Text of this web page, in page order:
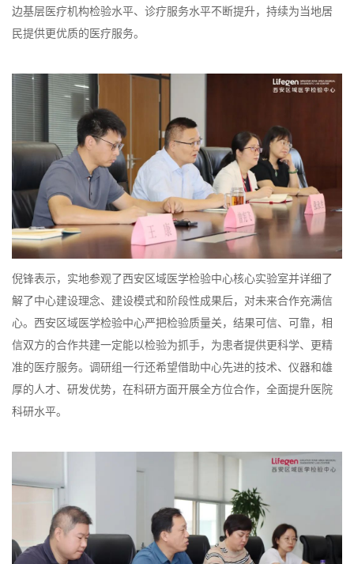
边基层医疗机构检验水平、诊疗服务水平不断提升，持续为当地居
民提供更优质的医疗服务。
倪锋表示，实地参观了西安区域医学检验中心核心实验室并详细了
解了中心建设理念、建设模式和阶段性成果后，对未来合作充满信
心。西安区域医学检验中心严把检验质量关，结果可信、可靠，相
信双方的合作共建一定能以检验为抓手，为患者提供更科学、更精
准的医疗服务。调研组一行还希望借助中心先进的技术、仪器和雄
厚的人才、研发优势，在科研方面开展全方位合作，全面提升医院
科研水平。